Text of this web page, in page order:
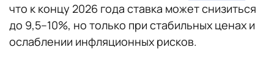
что к концу 2026 года ставка может снизиться
до 9,5–10%, но только при стабильных ценах и
ослаблении инфляционных рисков.